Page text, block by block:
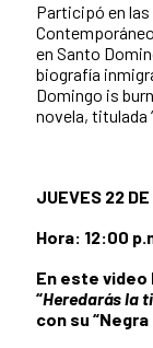
Participó en
en Santo
biografía
Domingo is
novela, titulada
JUEVES 22
Hora: 12:00
En este video
“Heredarás la
con su